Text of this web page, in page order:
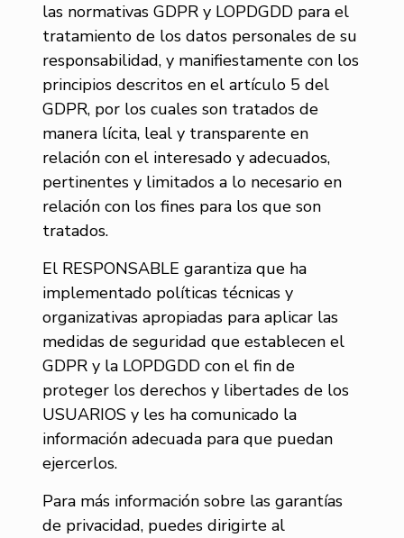
las normativas GDPR y LOPDGDD para el
tratamiento de los datos personales de su
responsabilidad, y manifiestamente con los
principios descritos en el artículo 5 del
GDPR, por los cuales son tratados de
manera lícita, leal y transparente en
relación con el interesado y adecuados,
pertinentes y limitados a lo necesario en
relación con los fines para los que son
tratados.
El RESPONSABLE garantiza que ha
implementado políticas técnicas y
organizativas apropiadas para aplicar las
medidas de seguridad que establecen el
GDPR y la LOPDGDD con el fin de
proteger los derechos y libertades de los
USUARIOS y les ha comunicado la
información adecuada para que puedan
ejercerlos.
Para más información sobre las garantías
de privacidad, puedes dirigirte al